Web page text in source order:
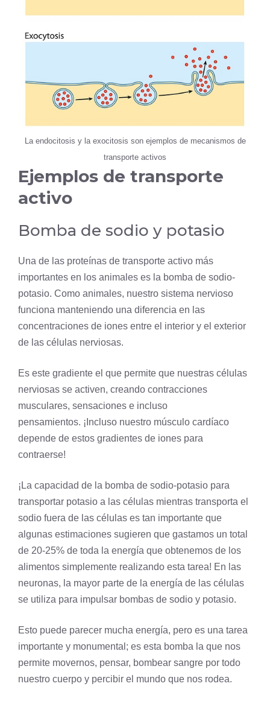
La endocitosis y la exocitosis son ejemplos de mecanismos de
transporte activos
Ejemplos de transporte
activo
Bomba de sodio y potasio
Una de las proteínas de transporte activo más
importantes en los animales es la bomba de sodio-
potasio. Como animales, nuestro sistema nervioso
funciona manteniendo una diferencia en las
concentraciones de iones entre el interior y el exterior
de las células nerviosas.
Es este gradiente el que permite que nuestras células
nerviosas se activen, creando contracciones
musculares, sensaciones e incluso
pensamientos. ¡Incluso nuestro músculo cardíaco
depende de estos gradientes de iones para
contraerse!
¡La capacidad de la bomba de sodio-potasio para
transportar potasio a las células mientras transporta el
sodio fuera de las células es tan importante que
algunas estimaciones sugieren que gastamos un total
de 20-25% de toda la energía que obtenemos de los
alimentos simplemente realizando esta tarea! En las
neuronas, la mayor parte de la energía de las células
se utiliza para impulsar bombas de sodio y potasio.
Esto puede parecer mucha energía, pero es una tarea
importante y monumental; es esta bomba la que nos
permite movernos, pensar, bombear sangre por todo
nuestro cuerpo y percibir el mundo que nos rodea.